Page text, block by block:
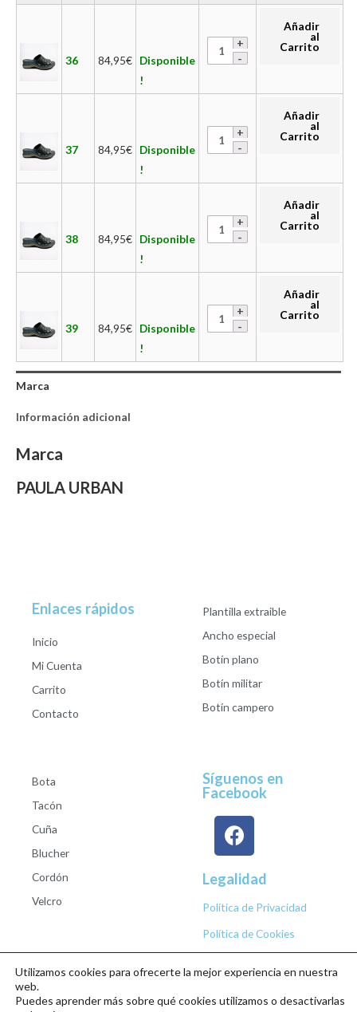
36 84,95€ Disponible
!
Añadir
al
Carrito
37 84,95€ Disponible
!
Añadir
al
Carrito
38 84,95€ Disponible
!
Añadir
al
Carrito
39 84,95€ Disponible
!
Añadir
al
Carrito
Marca
Información adicional
Marca
PAULA URBAN
Enlaces rápidos
Inicio
Mi Cuenta
Carrito
Contacto
Plantilla extraible
Ancho especial
Botín plano
Botín militar
Botín campero
Bota
Tacón
Cuña
Blucher
Cordón
Velcro
Síguenos en
Facebook
Legalidad
Política de Privacidad
Política de Cookies
Utilizamos cookies para ofrecerte la mejor experiencia en nuestra
web.
Puedes aprender más sobre qué cookies utilizamos o desactivarlas